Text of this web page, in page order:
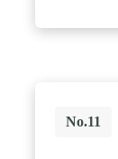
す。素手
までは難
袋】手袋
膜があり
No.11